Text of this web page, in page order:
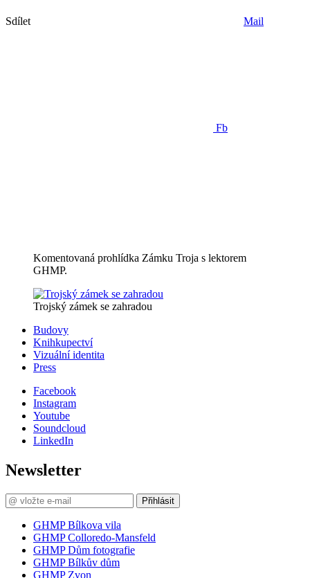
Sdílet Mail
Fb
Komentovaná prohlídka Zámku Troja s lektorem
GHMP.
Trojský zámek se zahradou
Budovy
Knihkupectví
Vizuální identita
Press
Facebook
Instagram
Youtube
Soundcloud
LinkedIn
Newsletter
Přihlásit
GHMP Bílkova vila
GHMP Colloredo-Mansfeld
GHMP Dům fotografie
GHMP Bílkův dům
GHMP Zvon